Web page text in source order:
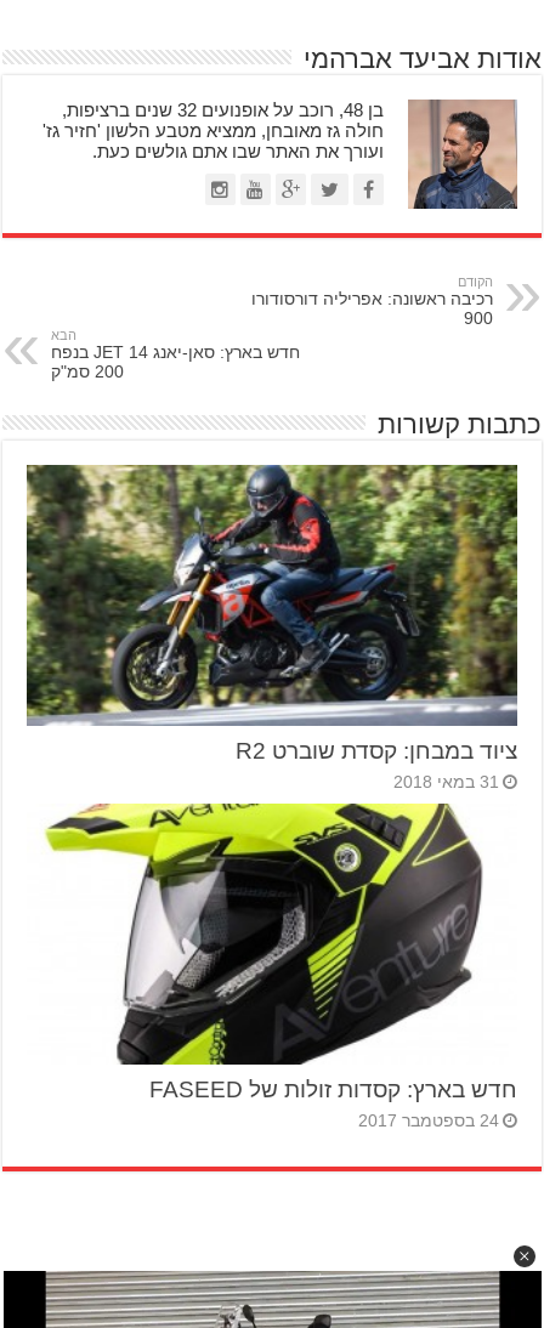
אודות אביעד אברהמי
בן 48, רוכב על אופנועים 32 שנים ברציפות,
חולה גז מאובחן, ממציא מטבע הלשון 'חזיר גז'
ועורך את האתר שבו אתם גולשים כעת.
הקודם
רכיבה ראשונה: אפריליה דורסודורו
900
הבא
חדש בארץ: סאן-יאנג JET 14 בנפח
200 סמ"ק
כתבות קשורות
ציוד במבחן: קסדת שוברט R2
31 במאי 2018
חדש בארץ: קסדות זולות של FASEED
24 בספטמבר 2017